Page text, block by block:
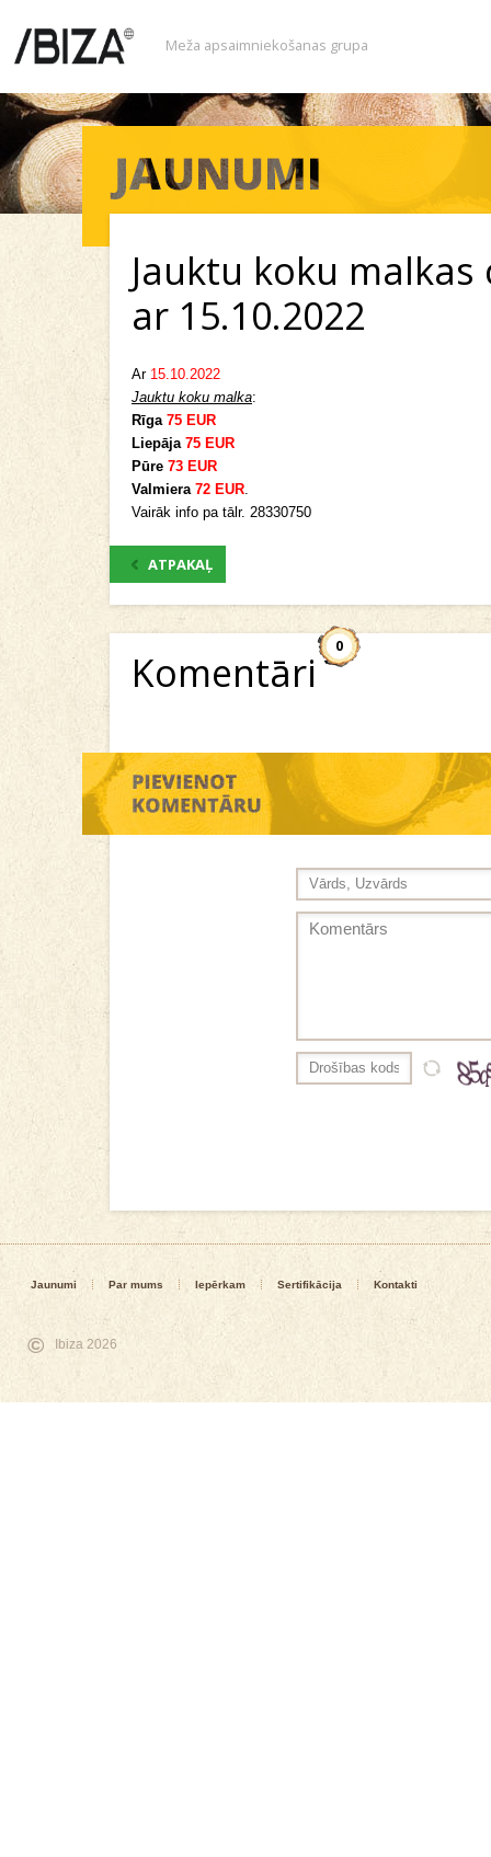
Meža apsaimniekošanas grupa
Jauktu koku malkas
ar 15.10.2022
Ar 15.10.2022
Jauktu koku malka:
Rīga 75 EUR
Liepāja 75 EUR
Pūre 73 EUR
Valmiera 72 EUR.
Vairāk info pa tālr. 28330750
ATPAKAĻ
Komentāri
0
Jaunumi Par mums Iepērkam Sertifikācija Kontakti
© Ibiza 2026